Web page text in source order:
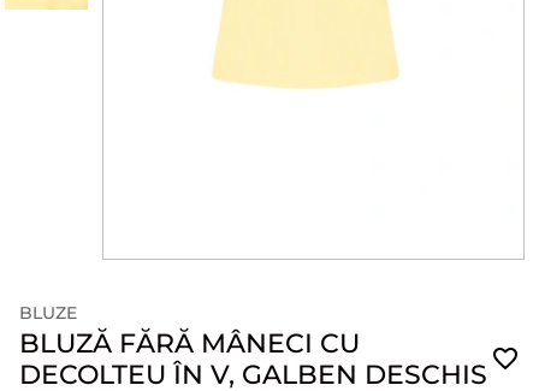
BLUZE
BLUZĂ FĂRĂ MÂNECI CU
DECOLTEU ÎN V, GALBEN DESCHIS